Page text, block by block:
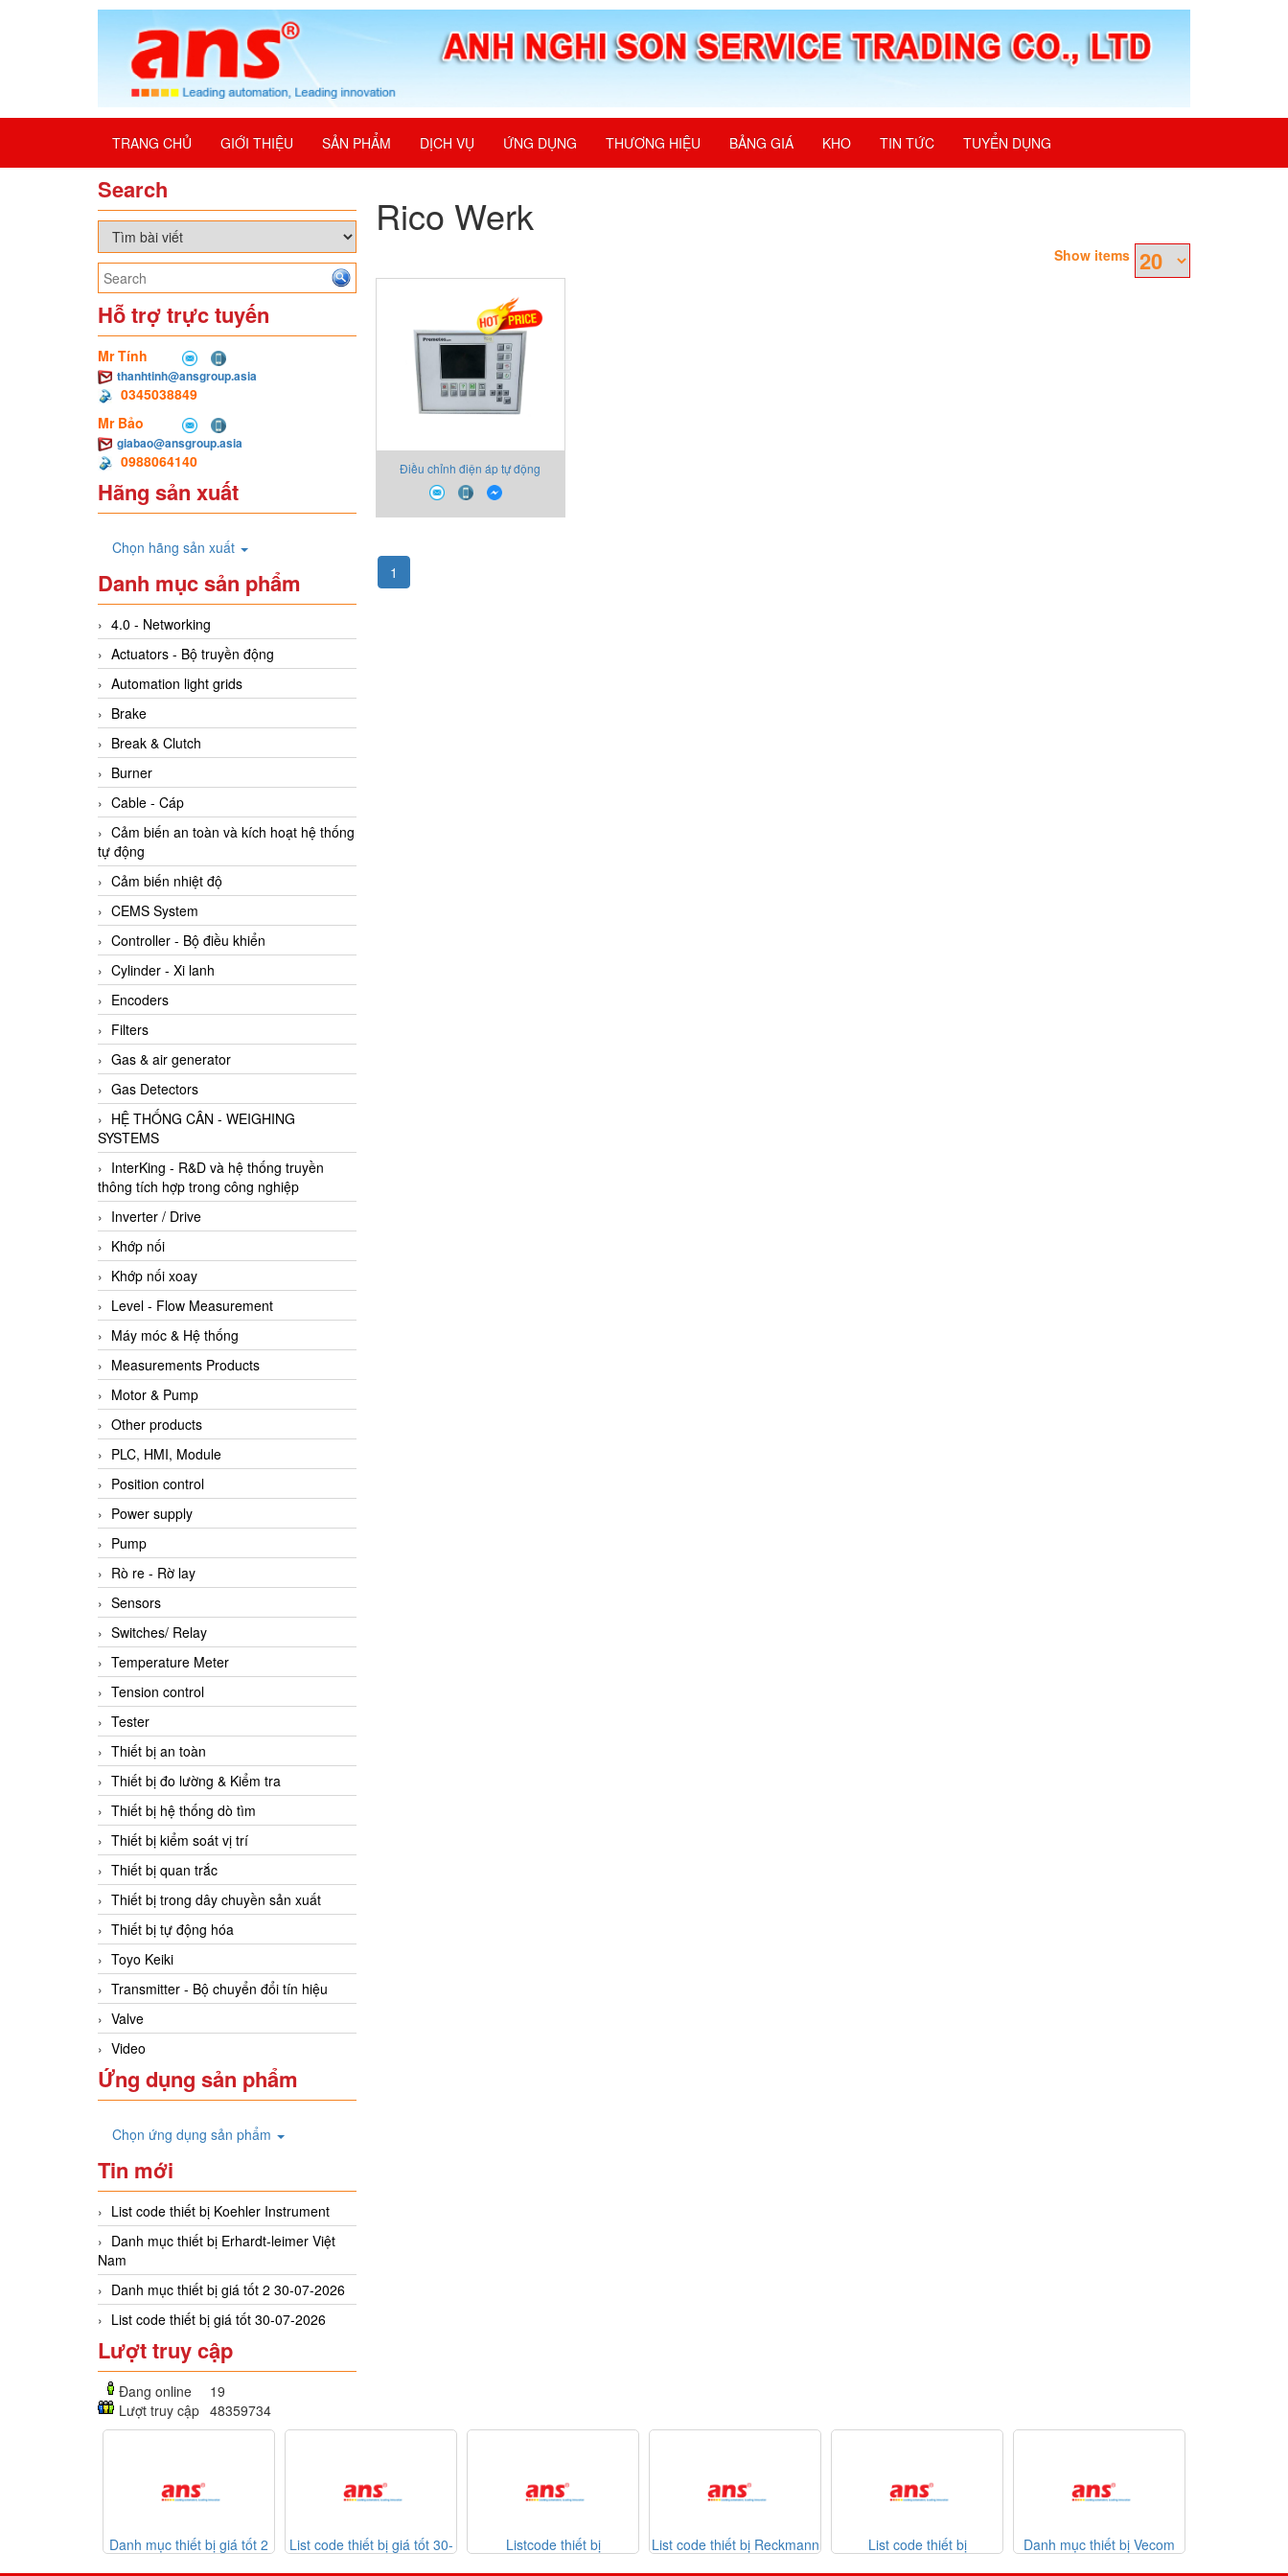
TRANG CHỦ GIỚI THIỆU SẢN PHẨM DỊCH VỤ ỨNG DỤNG THƯƠNG HIỆU BẢNG GIÁ KHO TIN TỨC TUYỂN DỤNG
Search
Hỗ trợ trực tuyến
Mr Tính
thanhtinh@ansgroup.asia
0345038849
Mr Bảo
giabao@ansgroup.asia
0988064140
Hãng sản xuất
Chọn hãng sản xuất
Danh mục sản phẩm
4.0 - Networking
Actuators - Bộ truyền động
Automation light grids
Brake
Break & Clutch
Burner
Cable - Cáp
Cảm biến an toàn và kích hoạt hệ thống
tự động
Cảm biến nhiệt độ
CEMS System
Controller - Bộ điều khiển
Cylinder - Xi lanh
Encoders
Filters
Gas & air generator
Gas Detectors
HỆ THỐNG CÂN - WEIGHING
SYSTEMS
InterKing - R&D và hệ thống truyền
thông tích hợp trong công nghiệp
Inverter / Drive
Khớp nối
Khớp nối xoay
Level - Flow Measurement
Máy móc & Hệ thống
Measurements Products
Motor & Pump
Other products
PLC, HMI, Module
Position control
Power supply
Pump
Rò re - Rờ lay
Sensors
Switches/ Relay
Temperature Meter
Tension control
Tester
Thiết bị an toàn
Thiết bị đo lường & Kiểm tra
Thiết bị hệ thống dò tìm
Thiết bị kiểm soát vị trí
Thiết bị quan trắc
Thiết bị trong dây chuyền sản xuất
Thiết bị tự động hóa
Toyo Keiki
Transmitter - Bộ chuyển đổi tín hiệu
Valve
Video
Ứng dụng sản phẩm
Chọn ứng dụng sản phẩm
Tin mới
List code thiết bị Koehler Instrument
Danh mục thiết bị Erhardt-leimer Việt
Nam
Danh mục thiết bị giá tốt 2 30-07-2026
List code thiết bị giá tốt 30-07-2026
Lượt truy cập
Đang online
19
Lượt truy cập 48359734
Rico Werk
Show items
Điều chỉnh điện áp tự động
Prometos/X DP (USB) Rico
Werk
1
Danh mục thiết bị giá tốt 2
List code thiết bị giá tốt 30-
Listcode thiết bị
List code thiết bị Reckmann
List code thiết bị
Danh mục thiết bị Vecom
Danh mục thiết bị Watlow